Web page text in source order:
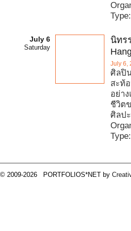
Type:
July 6
Saturday
นิทร
July 6,
ศิลปิ
สะท้
อย่า
ชีวิต
ศิลป
Type:
© 2009-2026 PORTFOLIOS*NET by